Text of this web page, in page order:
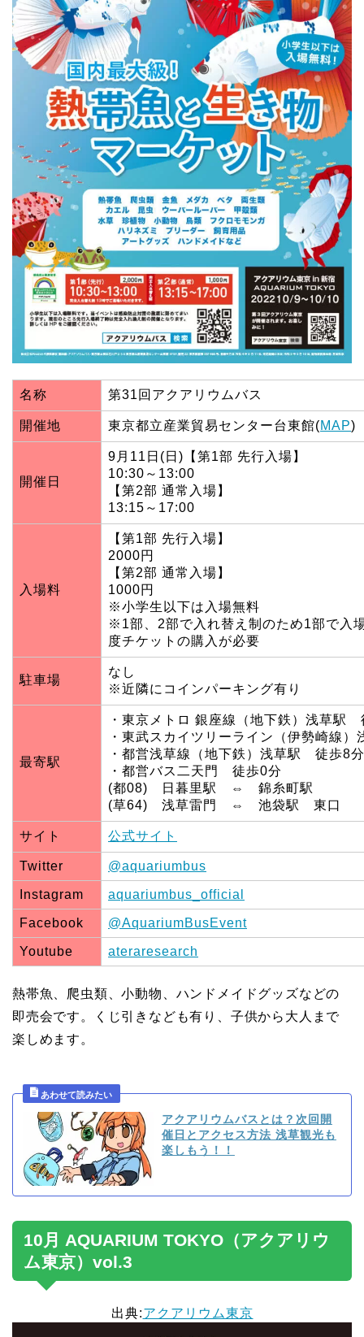
名称 第31回アクアリウムバス
開催地 東京都立産業貿易センター台東館(MAP)
開催日
9月11日(日)【第1部 先行入場】
10:30～13:00
【第2部 通常入場】
13:15～17:00
入場料
【第1部 先行入場】
2000円
【第2部 通常入場】
1000円
※小学生以下は入場無料
※1部、2部で入れ替え制のため1部で入
度チケットの購入が必要
駐車場
なし
※近隣にコインパーキング有り
最寄駅
・東京メトロ 銀座線（地下鉄）浅草駅
・東武スカイツリーライン（伊勢崎線
・都営浅草線（地下鉄）浅草駅 徒歩8分
・都営バス二天門 徒歩0分
(都08) 日暮里駅 ⇔ 錦糸町駅
(草64) 浅草雷門 ⇔ 池袋駅 東口
サイト 公式サイト
Twitter @aquariumbus
Instagram aquariumbus_official
Facebook @AquariumBusEvent
Youtube ateraresearch
熱帯魚、爬虫類、小動物、ハンドメイドグッズなどの
即売会です。くじ引きなども有り、子供から大人まで
楽しめます。
アクアリウムバスとは？次回開
催日とアクセス方法 浅草観光も
楽しもう！！
10月 AQUARIUM TOKYO（アクアリウ
ム東京）vol.3
出典:アクアリウム東京